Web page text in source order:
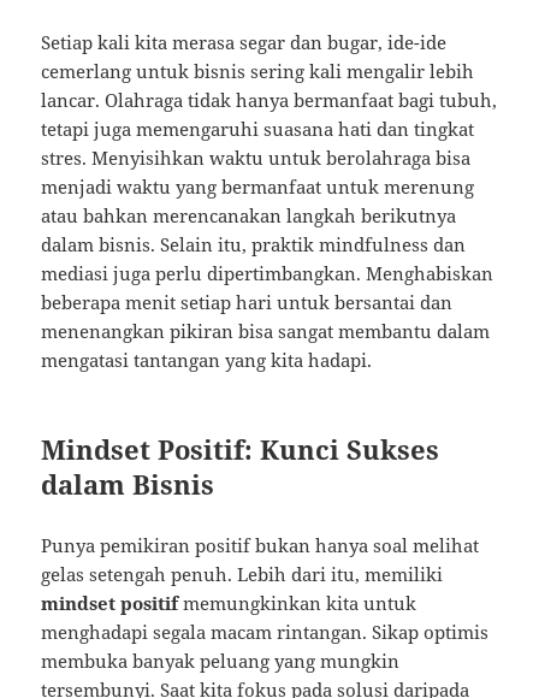
Setiap kali kita merasa segar dan bugar, ide-ide
cemerlang untuk bisnis sering kali mengalir lebih
lancar. Olahraga tidak hanya bermanfaat bagi tubuh,
tetapi juga memengaruhi suasana hati dan tingkat
stres. Menyisihkan waktu untuk berolahraga bisa
menjadi waktu yang bermanfaat untuk merenung
atau bahkan merencanakan langkah berikutnya
dalam bisnis. Selain itu, praktik mindfulness dan
mediasi juga perlu dipertimbangkan. Menghabiskan
beberapa menit setiap hari untuk bersantai dan
menenangkan pikiran bisa sangat membantu dalam
mengatasi tantangan yang kita hadapi.
Mindset Positif: Kunci Sukses
dalam Bisnis
Punya pemikiran positif bukan hanya soal melihat
gelas setengah penuh. Lebih dari itu, memiliki
mindset positifmemungkinkan kita untuk
menghadapi segala macam rintangan. Sikap optimis
membuka banyak peluang yang mungkin
tersembunyi. Saat kita fokus pada solusi daripada